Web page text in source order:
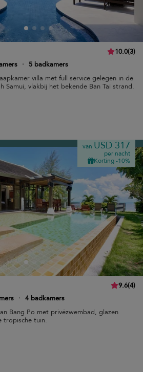
10.0(3)
·
5 badkamers
villa met full service gelegen in de
Samui, vlakbij het bekende Ban Tai strand.
van USD 317
per nacht
Korting -10%
9.6(4)
· 4 badkamers
Bang Po met privézwembad, glazen
tropische tuin.